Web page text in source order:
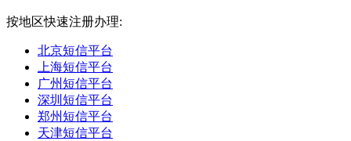
按地区快速注册办理:
北京短信平台
上海短信平台
广州短信平台
深圳短信平台
郑州短信平台
天津短信平台